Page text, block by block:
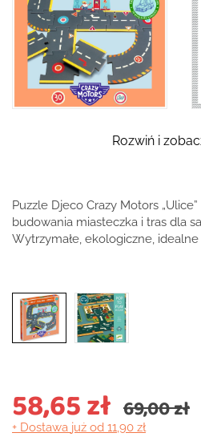
Rozwiń i
Puzzle Djeco Crazy Motors
budowania miasteczka i tras dla
Wytrzymałe, ekologiczne,
69,00 zł
58,65 zł
+ Dostawa już od 11,90 zł